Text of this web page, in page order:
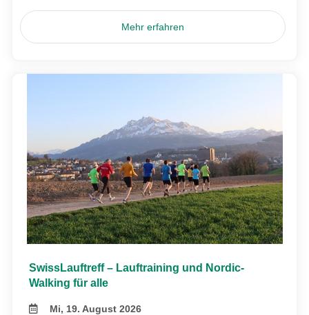
Mehr erfahren
SwissLauftreff – Lauftraining und Nordic-
Walking für alle
Mi, 19. August 2026